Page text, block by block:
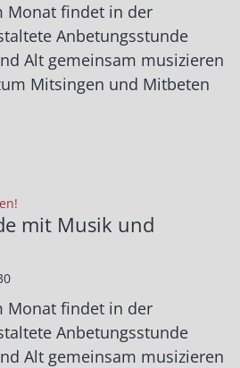
Monat findet in der
Anbetungsstunde
Alt gemeinsam musizieren
Mitsingen und Mitbeten
mit Musik und
Monat findet in der
Anbetungsstunde
Alt gemeinsam musizieren